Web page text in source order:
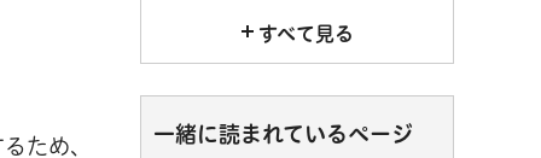
ため、
すべて見る
一緒に読まれているページ